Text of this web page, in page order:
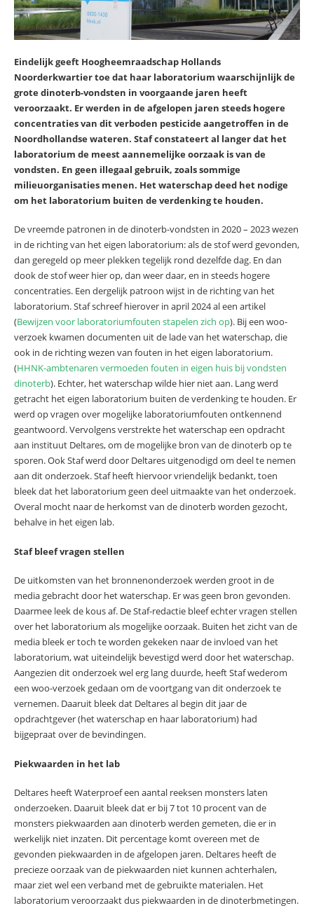
Eindelijk geeft Hoogheemraadschap Hollands
Noorderkwartier toe dat haar laboratorium waarschijnlijk de
grote dinoterb-vondsten in voorgaande jaren heeft
veroorzaakt. Er werden in de afgelopen jaren steeds hogere
concentraties van dit verboden pesticide aangetroffen in de
Noordhollandse wateren. Staf constateert al langer dat het
laboratorium de meest aannemelijke oorzaak is van de
vondsten. En geen illegaal gebruik, zoals sommige
milieuorganisaties menen. Het waterschap deed het nodige
om het laboratorium buiten de verdenking te houden.
De vreemde patronen in de dinoterb-vondsten in 2020 – 2023 wezen
in de richting van het eigen laboratorium: als de stof werd gevonden,
dan geregeld op meer plekken tegelijk rond dezelfde dag. En dan
dook de stof weer hier op, dan weer daar, en in steeds hogere
concentraties. Een dergelijk patroon wijst in de richting van het
laboratorium. Staf schreef hierover in april 2024 al een artikel
(Bewijzen voor laboratoriumfouten stapelen zich op). Bij een woo-
verzoek kwamen documenten uit de lade van het waterschap, die
ook in de richting wezen van fouten in het eigen laboratorium.
(HHNK-ambtenaren vermoeden fouten in eigen huis bij vondsten
dinoterb). Echter, het waterschap wilde hier niet aan. Lang werd
getracht het eigen laboratorium buiten de verdenking te houden. Er
werd op vragen over mogelijke laboratoriumfouten ontkennend
geantwoord. Vervolgens verstrekte het waterschap een opdracht
aan instituut Deltares, om de mogelijke bron van de dinoterb op te
sporen. Ook Staf werd door Deltares uitgenodigd om deel te nemen
aan dit onderzoek. Staf heeft hiervoor vriendelijk bedankt, toen
bleek dat het laboratorium geen deel uitmaakte van het onderzoek.
Overal mocht naar de herkomst van de dinoterb worden gezocht,
behalve in het eigen lab.
Staf bleef vragen stellen
De uitkomsten van het bronnenonderzoek werden groot in de
media gebracht door het waterschap. Er was geen bron gevonden.
Daarmee leek de kous af. De Staf-redactie bleef echter vragen stellen
over het laboratorium als mogelijke oorzaak. Buiten het zicht van de
media bleek er toch te worden gekeken naar de invloed van het
laboratorium, wat uiteindelijk bevestigd werd door het waterschap.
Aangezien dit onderzoek wel erg lang duurde, heeft Staf wederom
een woo-verzoek gedaan om de voortgang van dit onderzoek te
vernemen. Daaruit bleek dat Deltares al begin dit jaar de
opdrachtgever (het waterschap en haar laboratorium) had
bijgepraat over de bevindingen.
Piekwaarden in het lab
Deltares heeft Waterproef een aantal reeksen monsters laten
onderzoeken. Daaruit bleek dat er bij 7 tot 10 procent van de
monsters piekwaarden aan dinoterb werden gemeten, die er in
werkelijk niet inzaten. Dit percentage komt overeen met de
gevonden piekwaarden in de afgelopen jaren. Deltares heeft de
precieze oorzaak van de piekwaarden niet kunnen achterhalen,
maar ziet wel een verband met de gebruikte materialen. Het
laboratorium veroorzaakt dus piekwaarden in de dinoterbmetingen.